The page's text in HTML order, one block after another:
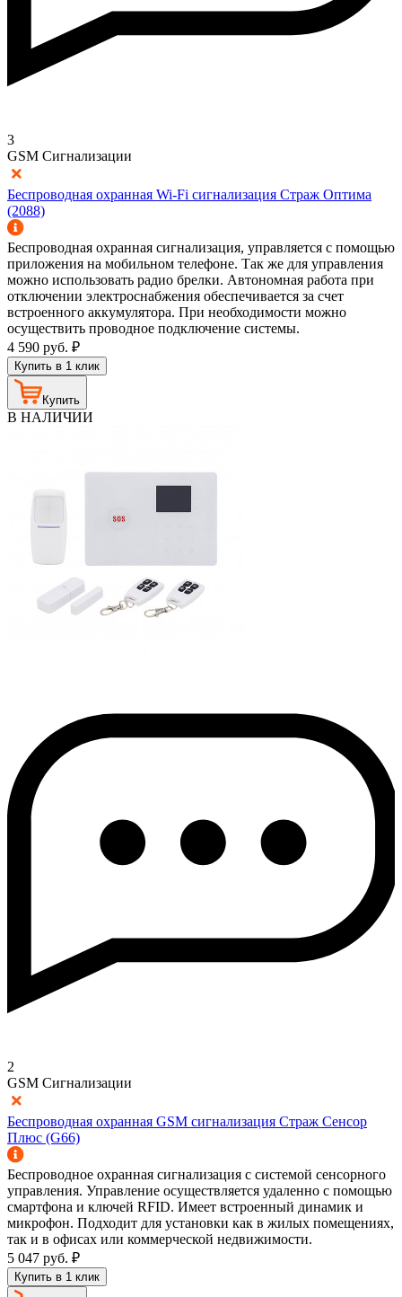
3
GSM Сигнализации
Беспроводная охранная Wi-Fi сигнализация Страж Оптима
(2088)
Беспроводная охранная сигнализация, управляется с помощью
приложения на мобильном телефоне. Так же для управления
можно использовать радио брелки. Автономная работа при
отключении электроснабжения обеспечивается за счет
встроенного аккумулятора. При необходимости можно
осуществить проводное подключение системы.
4 590 руб. ₽
Купить в 1 клик
Купить
В НАЛИЧИИ
2
GSM Сигнализации
Беспроводная охранная GSM сигнализация Страж Сенсор
Плюс (G66)
Беспроводное охранная сигнализация с системой сенсорного
управления. Управление осуществляется удаленно с помощью
смартфона и ключей RFID. Имеет встроенный динамик и
микрофон. Подходит для установки как в жилых помещениях,
так и в офисах или коммерческой недвижимости.
5 047 руб. ₽
Купить в 1 клик